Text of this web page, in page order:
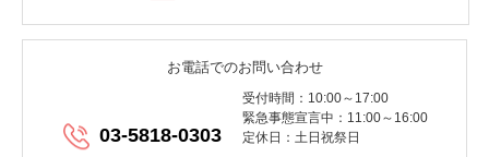
お電話でのお問い合わせ
03-5818-0303
受付時間：10:00～17:00
緊急事態宣言中：11:00～16:00
定休日：土日祝祭日